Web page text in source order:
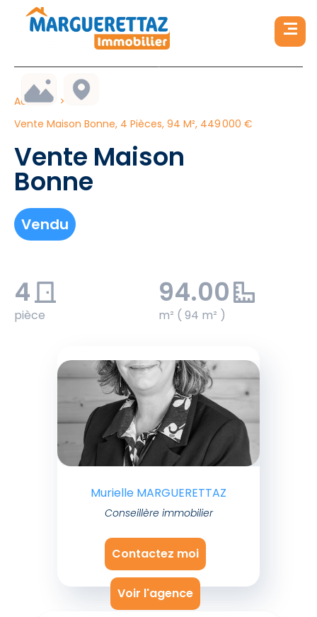
Accueil
Vente Maison Bonne, 4 Pièces, 94 M², 449 000 €
Vente Maison
Bonne
Vendu
4
pièce
94.00
m² ( 94 m² )
Murielle MARGUERETTAZ
Conseillère immobilier
Contactez moi
Voir l'agence